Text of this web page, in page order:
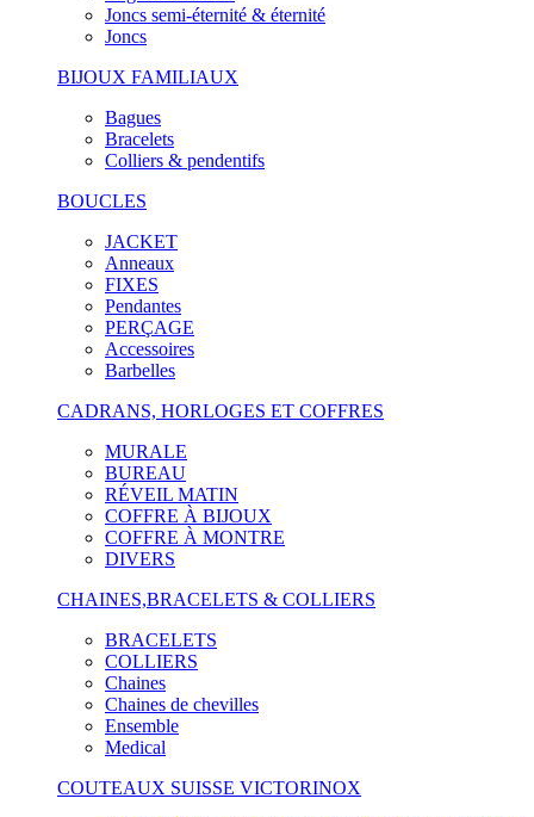
Joncs semi-éternité & éternité
Joncs
BIJOUX FAMILIAUX
Bagues
Bracelets
Colliers & pendentifs
BOUCLES
JACKET
Anneaux
FIXES
Pendantes
PERÇAGE
Accessoires
Barbelles
CADRANS, HORLOGES ET COFFRES
MURALE
BUREAU
RÉVEIL MATIN
COFFRE À BIJOUX
COFFRE À MONTRE
DIVERS
CHAINES,BRACELETS & COLLIERS
BRACELETS
COLLIERS
Chaines
Chaines de chevilles
Ensemble
Medical
COUTEAUX SUISSE VICTORINOX